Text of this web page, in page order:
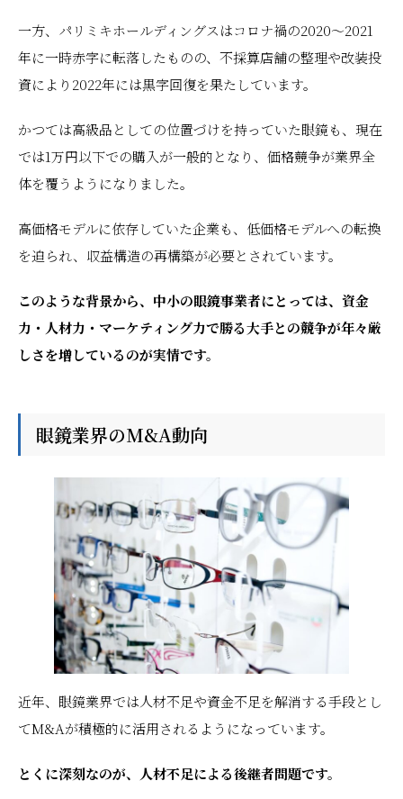
一方、パリミキホールディングスはコロナ禍の2020～2021
年に一時赤字に転落したものの、不採算店舗の整理や改装投
資により2022年には黒字回復を果たしています。
かつては高級品としての位置づけを持っていた眼鏡も、現在
では1万円以下での購入が一般的となり、価格競争が業界全
体を覆うようになりました。
高価格モデルに依存していた企業も、低価格モデルへの転換
を迫られ、収益構造の再構築が必要とされています。
このような背景から、中小の眼鏡事業者にとっては、資金
力・人材力・マーケティング力で勝る大手との競争が年々厳
しさを増しているのが実情です。
眼鏡業界のM&A動向
近年、眼鏡業界では人材不足や資金不足を解消する手段とし
てM&Aが積極的に活用されるようになっています。
とくに深刻なのが、人材不足による後継者問題です。